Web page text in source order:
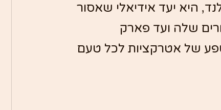
היא יעד אידיאלי שאסור
שלה ועד פארק
של אטרקציות לכל טעם